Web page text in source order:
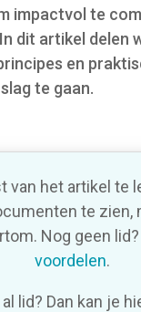
impactvol te
dit artikel delen
en
te gaan.
van het artikel te
te zien,
Nog geen lid?
voordelen.
lid? Dan kan je